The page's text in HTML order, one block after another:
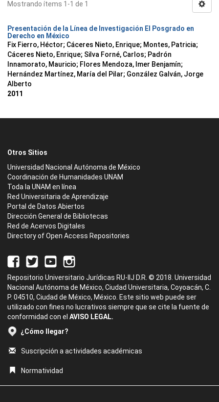
Mostrando ítems 1-1 de 1
Presentación de la Línea de Investigación El Posgrado en
Derecho en México
Fix Fierro, Héctor; Cáceres Nieto, Enrique; Montes, Patricia;
Cáceres Nieto, Enrique; Silva Forné, Carlos; Padrón
Innamorato, Mauricio; Flores Mendoza, Imer Benjamín;
Hernández Martínez, María del Pilar; González Galván, Jorge
Alberto
2011
Otros Sitios
Universidad Nacional Autónoma de México
Coordinación de Humanidades UNAM
Toda la UNAM en línea
Red Universitaria de Aprendizaje
Portal de Datos Abiertos
Dirección General de Bibliotecas
Red de Acervos Digitales
Directory of Open Access Repositories
Repositorio Universitario Jurídicas RU-IIJ D.R. © 2018. Universidad
Nacional Autónoma de México, Ciudad Universitaria, Coyoacán, C.
P. 04510, Ciudad de México, México. Este sitio web puede ser
utilizado con fines no lucrativos siempre que se cite la fuente de
conformidad con el AVISO LEGAL.
¿Cómo llegar?
Suscripción a actividades académicas
Normatividad